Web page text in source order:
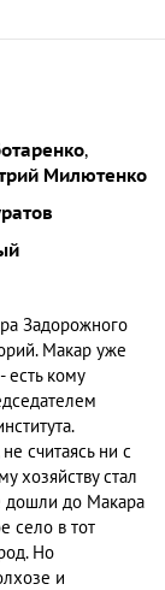
,
Милютенко
Задорожного
Макар уже
есть кому
считаясь ни с
хозяйству стал
дошли до Макара
село в тот
Но
и